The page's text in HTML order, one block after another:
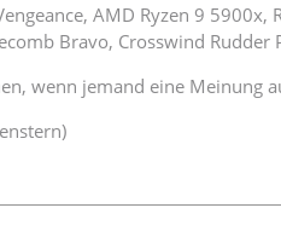
AMD Ryzen 9 5900x,
Bravo, Crosswind Rudder
wenn jemand eine Meinung